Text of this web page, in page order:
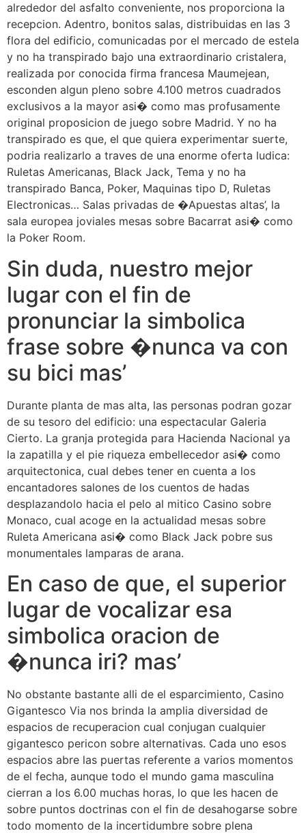
alrededor del asfalto conveniente, nos proporciona la
recepcion. Adentro, bonitos salas, distribuidas en las 3
flora del edificio, comunicadas por el mercado de estela
y no ha transpirado bajo una extraordinario cristalera,
realizada por conocida firma francesa Maumejean,
esconden algun pleno sobre 4.100 metros cuadrados
exclusivos a la mayor asi� como mas profusamente
original proposicion de juego sobre Madrid. Y no ha
transpirado es que, el que quiera experimentar suerte,
podria realizarlo a traves de una enorme oferta ludica:
Ruletas Americanas, Black Jack, Tema y no ha
transpirado Banca, Poker, Maquinas tipo D, Ruletas
Electronicas… Salas privadas de �Apuestas altas’, la
sala europea joviales mesas sobre Bacarrat asi� como
la Poker Room.
Sin duda, nuestro mejor
lugar con el fin de
pronunciar la simbolica
frase sobre �nunca va con
su bici mas’
Durante planta de mas alta, las personas podran gozar
de su tesoro del edificio: una espectacular Galeria
Cierto. La granja protegida para Hacienda Nacional ya
la zapatilla y el pie riqueza embellecedor asi� como
arquitectonica, cual debes tener en cuenta a los
encantadores salones de los cuentos de hadas
desplazandolo hacia el pelo al mitico Casino sobre
Monaco, cual acoge en la actualidad mesas sobre
Ruleta Americana asi� como Black Jack pobre sus
monumentales lamparas de arana.
En caso de que, el superior
lugar de vocalizar esa
simbolica oracion de
�nunca iri? mas’
No obstante bastante alli de el esparcimiento, Casino
Gigantesco Via nos brinda la amplia diversidad de
espacios de recuperacion cual conjugan cualquier
gigantesco pericon sobre alternativas. Cada uno esos
espacios abre las puertas referente a varios momentos
de el fecha, aunque todo el mundo gama masculina
cierran a los 6.00 muchas horas, lo que les hacen de
sobre puntos doctrinas con el fin de desahogarse sobre
todo momento de la incertidumbre sobre plena